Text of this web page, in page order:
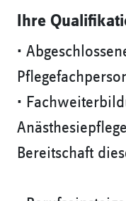
Ihre
•
•
Bereitschaft